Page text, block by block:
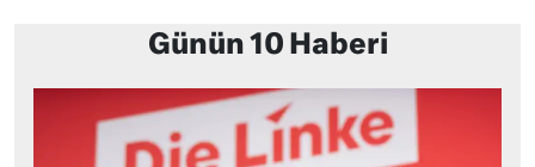
Günün 10 Haberi